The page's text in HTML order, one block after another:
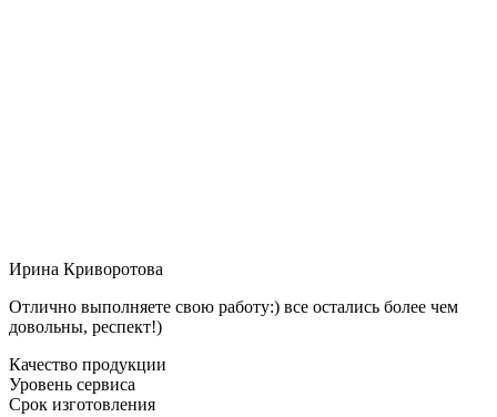
Ирина Криворотова
Отлично выполняете свою работу:) все остались более чем
довольны, респект!)
Качество продукции
Уровень сервиса
Срок изготовления